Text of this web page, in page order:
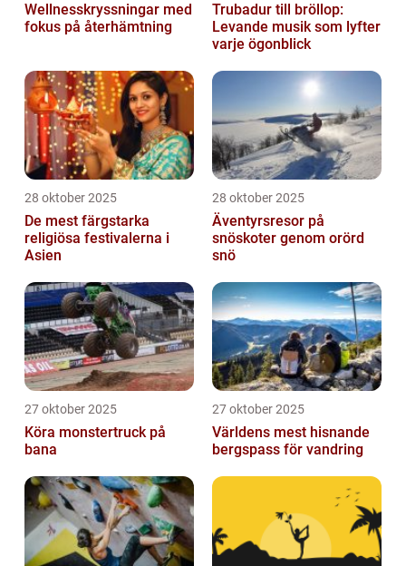
Wellnesskryssningar med
fokus på återhämtning
Trubadur till bröllop:
Levande musik som lyfter
varje ögonblick
28 oktober 2025
De mest färgstarka
religiösa festivalerna i
Asien
28 oktober 2025
Äventyrsresor på
snöskoter genom orörd
snö
27 oktober 2025
Köra monstertruck på
bana
27 oktober 2025
Världens mest hisnande
bergspass för vandring